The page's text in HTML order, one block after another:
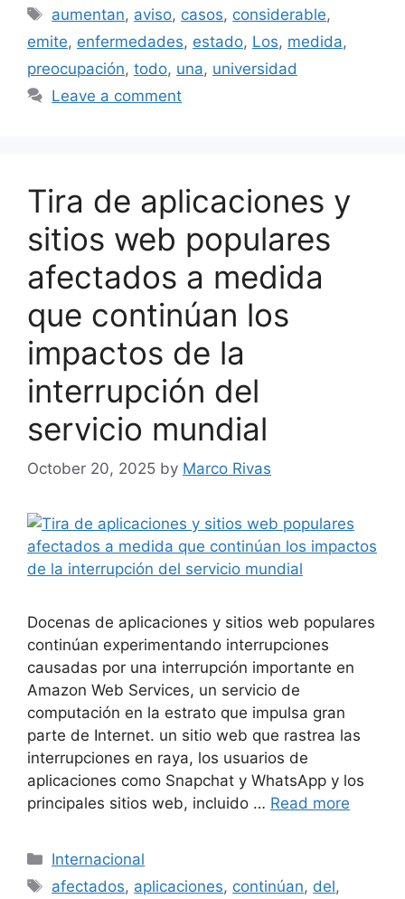
Tags
aumentan, aviso, casos, considerable,
emite, enfermedades, estado, Los, medida,
preocupación, todo, una, universidad
Leave a comment
Tira de aplicaciones y
sitios web populares
afectados a medida
que continúan los
impactos de la
interrupción del
servicio mundial
October 20, 2025 by Marco Rivas
Docenas de aplicaciones y sitios web populares
continúan experimentando interrupciones
causadas por una interrupción importante en
Amazon Web Services, un servicio de
computación en la estrato que impulsa gran
parte de Internet. un sitio web que rastrea las
interrupciones en raya, los usuarios de
aplicaciones como Snapchat y WhatsApp y los
principales sitios web, incluido … Read more
Categories
Internacional
Tags
afectados, aplicaciones, continúan, del,